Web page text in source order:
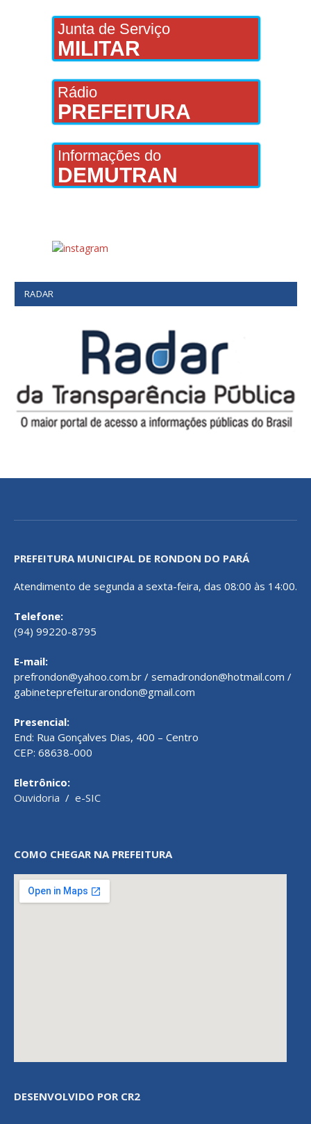
Junta de Serviço
MILITAR
Rádio
PREFEITURA
Informações do
DEMUTRAN
RADAR
PREFEITURA MUNICIPAL DE RONDON DO PARÁ
Atendimento de segunda a sexta-feira, das 08:00 às 14:00.
Telefone:
(94) 99220-8795
E-mail:
prefrondon@yahoo.com.br / semadrondon@hotmail.com /
gabineteprefeiturarondon@gmail.com
Presencial:
End: Rua Gonçalves Dias, 400 – Centro
CEP: 68638-000
Eletrônico:
Ouvidoria / e-SIC
COMO CHEGAR NA PREFEITURA
DESENVOLVIDO POR CR2